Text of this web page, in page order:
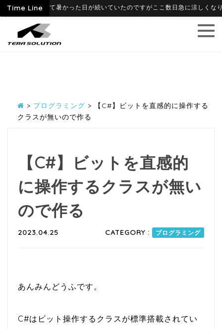
Time Line
6月に入って暑かった日が続いていたのですがここ数日急に涼しくなり
> プログラミング >
【C#】ビットを直感的に操作する
クラスが無いので作る
【C#】ビットを直感的
に操作するクラスが無い
ので作る
2023.04.25 CATEGORY : プログラミング
あんみんどうふです。
C#はビット操作するクラスが標準搭載されてい